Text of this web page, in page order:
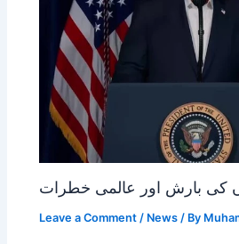
کی بارش اور عالمی خطرات
Leave a Comment / News / By